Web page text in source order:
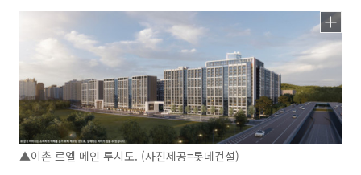
▲이촌 르엘 메인 투시도. (사진제공=롯데건설)